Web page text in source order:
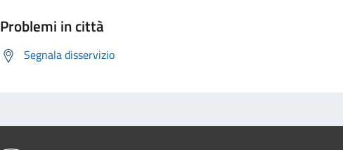
Problemi in città
Segnala disservizio